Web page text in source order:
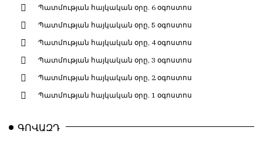
Պատմության հայկական օրը. 6 օգոստոս
Պատմության հայկական օրը, 5 օգոստոս
Պատմության հայկական օրը, 4 օգոստոս
Պատմության հայկական օրը, 3 օգոստոս
Պատմության հայկական օրը, 2 օգոստոս
Պատմության հայկական օրը. 1 օգոստոս
ԳՈՎԱԶԴ